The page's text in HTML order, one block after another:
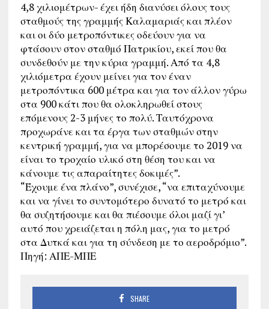
4,8 χιλιομέτρων- έχει ήδη διανύσει όλους τους
σταθμούς της γραμμής Καλαμαριάς και πλέον
και οι δύο μετροπόντικες οδεύουν για να
φτάσουν στον σταθμό Πατρικίου, εκεί που θα
συνδεθούν με την κύρια γραμμή. Από τα 4,8
χιλιόμετρα έχουν μείνει για τον έναν
μετροπόντικα 600 μέτρα και για τον άλλον γύρω
στα 900 κάτι που θα ολοκληρωθεί στους
επόμενους 2-3 μήνες το πολύ. Ταυτόχρονα
προχωράνε και τα έργα των σταθμών στην
κεντρική γραμμή, για να μπορέσουμε το 2019 να
είναι το τροχαίο υλικό στη θέση του και να
κάνουμε τις απαραίτητες δοκιμές”.
“Έχουμε ένα πλάνο”, συνέχισε, “να επιταχύνουμε
και να γίνει το συντομότερο δυνατό το μετρό και
θα συζητήσουμε και θα πιέσουμε όλοι μαζί γι’
αυτό που χρειάζεται η πόλη μας, για το μετρό
στα Δυτκά και για τη σύνδεση με το αεροδρόμιο”.
Πηγή: ΑΠΕ-ΜΠΕ
SHARE